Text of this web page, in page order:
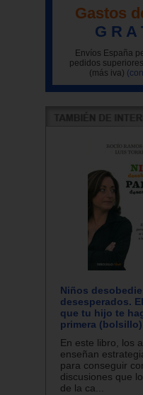
Gastos
G R A
Envíos España
pedidos
(más iva)
Niños
desesperados.
que tu hijo te
primera
En este libro, los
enseñan
para conseguir
discusiones que
de la ca...